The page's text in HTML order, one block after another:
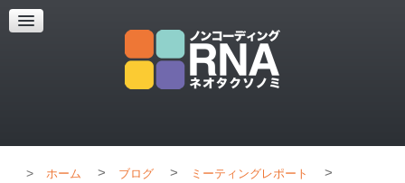
超解像顕微鏡
超解像顕微鏡の紹介
ホーム > ブログ > ミーティングレポート
>